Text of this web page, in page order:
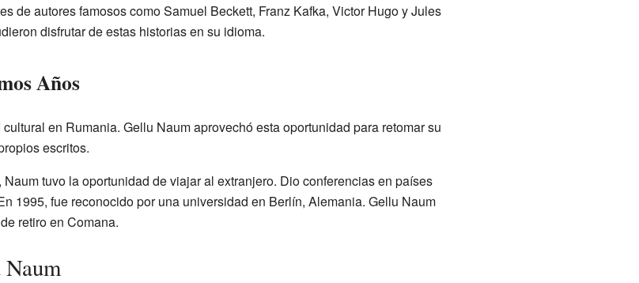
de autores famosos como Samuel Beckett, Franz Kafka, Victor Hugo y Jules
disfrutar de estas historias en su idioma.
Años
en Rumania. Gellu Naum aprovechó esta oportunidad para retomar su
escritos.
tuvo la oportunidad de viajar al extranjero. Dio conferencias en países
1995, fue reconocido por una universidad en Berlín, Alemania. Gellu Naum
retiro en Comana.
Naum